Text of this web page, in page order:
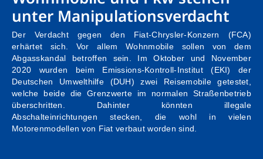
Standorte
Rechtsgebiete
Steuerberatung
Stellenangebote
unter Manipulationsverdacht
Der Verdacht gegen den Fiat-Chrysler-Konzern (FCA)
erhärtet sich. Vor allem Wohnmobile sollen von dem
Abgasskandal betroffen sein. Im Oktober und November
2020 wurden beim Emissions-Kontroll-Institut (EKI) der
Deutschen Umwelthilfe (DUH) zwei Reisemobile getestet,
welche beide die Grenzwerte im normalen Straßenbetrieb
überschritten. Dahinter könnten illegale
Abschalteinrichtungen stecken, die wohl in vielen
Motorenmodellen von Fiat verbaut worden sind.